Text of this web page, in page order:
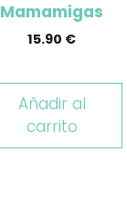
Mamamigas
15.90 €
Añadir al
carrito